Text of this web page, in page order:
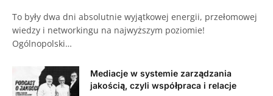
To były dwa dni absolutnie wyjątkowej energii, przełomowej
wiedzy i networkingu na najwyższym poziomie!
Ogólnopolski…
Mediacje w systemie zarządzania
jakością, czyli współpraca i relacje